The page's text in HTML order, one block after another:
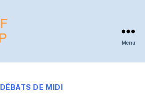
Menu
Categories
DÉBATS DE MIDI